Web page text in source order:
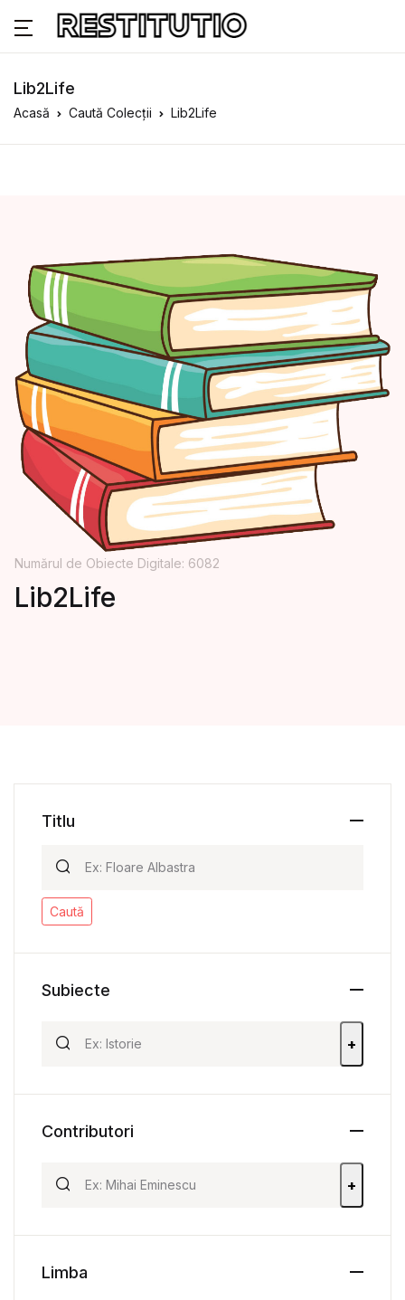
Lib2Life
Acasă Caută Colecții Lib2Life
Numărul de Obiecte Digitale: 6082
Lib2Life
Titlu
Caută
Subiecte
+
Contributori
+
Limba